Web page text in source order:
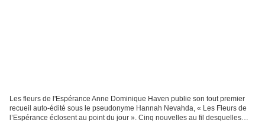
Les fleurs de l'Espérance Anne Dominique Haven publie son tout premier
recueil auto-édité sous le pseudonyme Hannah Nevahda, « Les Fleurs de
l’Espérance éclosent au point du jour ». Cinq nouvelles au fil desquelles